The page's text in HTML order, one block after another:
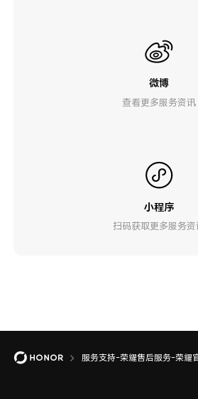
微博
查看更多服务资讯
小程序
扫码获取更多服务资
服务支持-荣耀售后服务-荣耀